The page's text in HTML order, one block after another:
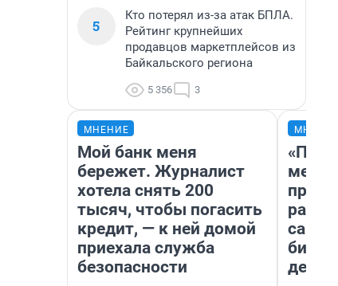
5
Кто потерял из-за атак БПЛА.
Рейтинг крупнейших
продавцов маркетплейсов из
Байкальского региона
5 356 3
МНЕНИЕ
Мой банк меня
бережет. Журналист
хотела снять 200
тысяч, чтобы погасить
кредит, — к ней домой
приехала служба
безопасности